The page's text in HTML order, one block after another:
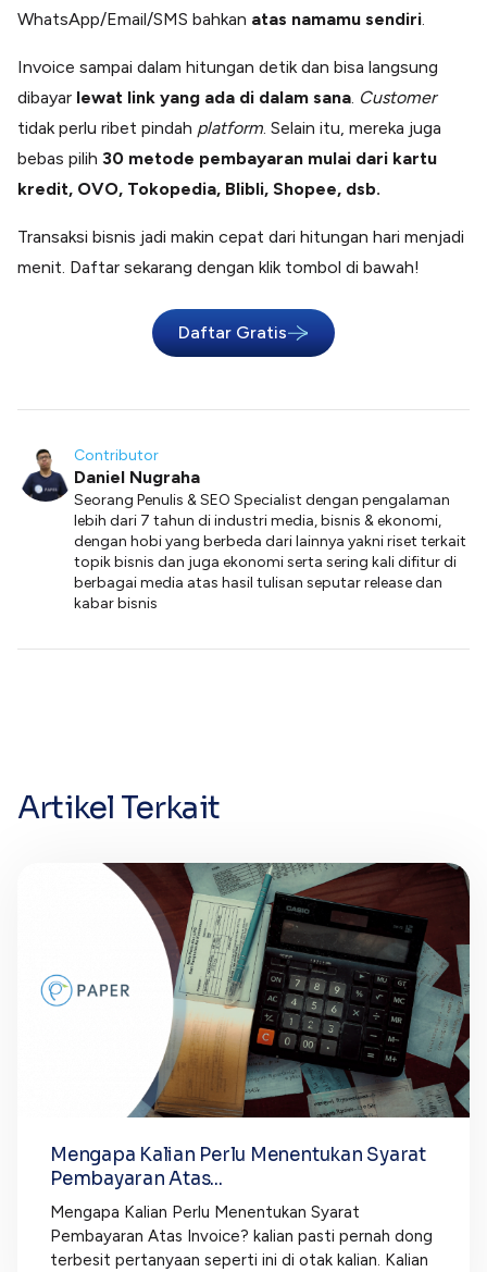
WhatsApp/Email/SMS bahkan atas namamu sendiri
Invoice sampai dalam hitungan detik dan bisa langsung
dibayar lewat link yang ada di dalam sana Customer
tidak perlu ribet pindah platform . Selain itu, mereka juga
bebas pilih 30 metode pembayaran mulai dari kartu
kredit, OVO, Tokopedia, Blibli, Shopee, dsb.
Transaksi bisnis jadi makin cepat dari hitungan hari menjadi
menit. Daftar sekarang dengan klik tombol di bawah!
Daftar Gratis
Contributor
Daniel Nugraha
Seorang Penulis & SEO Specialist dengan pengalaman
lebih dari 7 tahun di industri media, bisnis & ekonomi,
dengan hobi yang berbeda dari lainnya yakni riset terkait
topik bisnis dan juga ekonomi serta sering kali difitur di
berbagai media atas hasil tulisan seputar release dan
kabar bisnis
Artikel Terkait
Mengapa Kalian Perlu Menentukan Syarat
Pembayaran Atas...
Mengapa Kalian Perlu Menentukan Syarat
Pembayaran Atas Invoice? kalian pasti pernah dong
terbesit pertanyaan seperti ini di otak kalian. Kalian